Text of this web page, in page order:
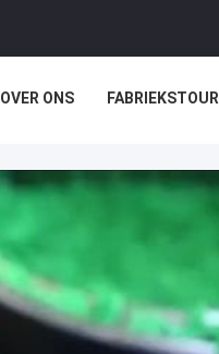
OVER ONS FABRIEKSTOUR